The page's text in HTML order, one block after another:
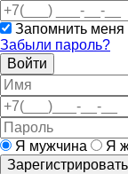
Запомнить меня
Забыли пароль?
Войти
Я мужчина
Я